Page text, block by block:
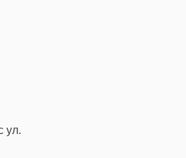
ул.